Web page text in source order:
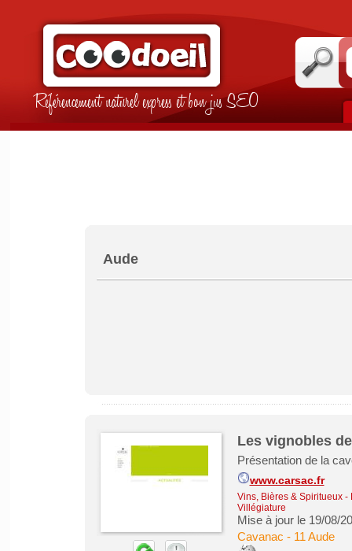
Référencement naturel express et bon jus SEO
Aude
Les vignobles
Présentation de la
www.carsac.fr
Vins, Bières & Spiritueux-
Villégiature
Mise à jour le 19/08/
Cavanac - 11 Aude